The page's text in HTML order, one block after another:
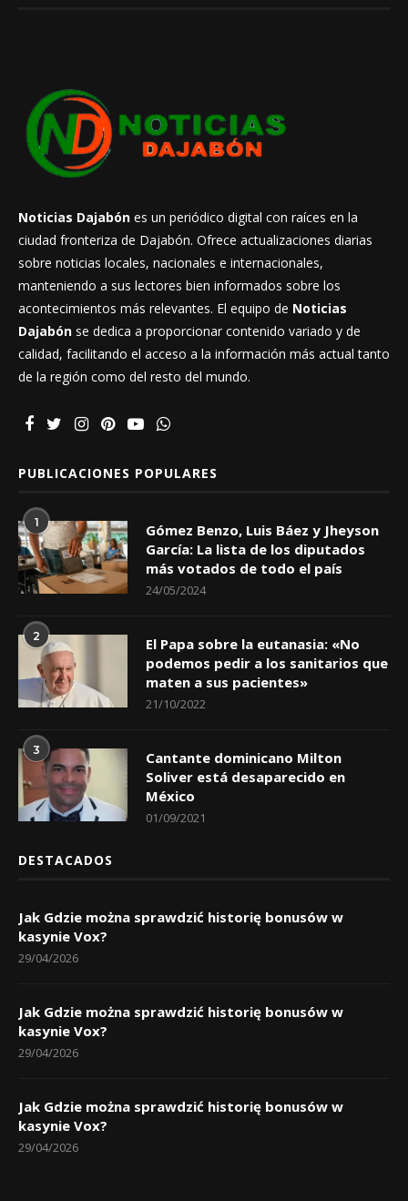
Noticias Dajabón es un periódico digital con raíces en la
ciudad fronteriza de Dajabón. Ofrece actualizaciones diarias
sobre noticias locales, nacionales e internacionales,
manteniendo a sus lectores bien informados sobre los
acontecimientos más relevantes. El equipo de Noticias
Dajabón se dedica a proporcionar contenido variado y de
calidad, facilitando el acceso a la información más actual tanto
de la región como del resto del mundo.
PUBLICACIONES POPULARES
1
Gómez Benzo, Luis Báez y Jheyson
García: La lista de los diputados
más votados de todo el país
24/05/2024
2
El Papa sobre la eutanasia: «No
podemos pedir a los sanitarios que
maten a sus pacientes»
21/10/2022
3
Cantante dominicano Milton
Soliver está desaparecido en
México
01/09/2021
DESTACADOS
Jak Gdzie można sprawdzić historię bonusów w
kasynie Vox?
29/04/2026
Jak Gdzie można sprawdzić historię bonusów w
kasynie Vox?
29/04/2026
Jak Gdzie można sprawdzić historię bonusów w
kasynie Vox?
29/04/2026